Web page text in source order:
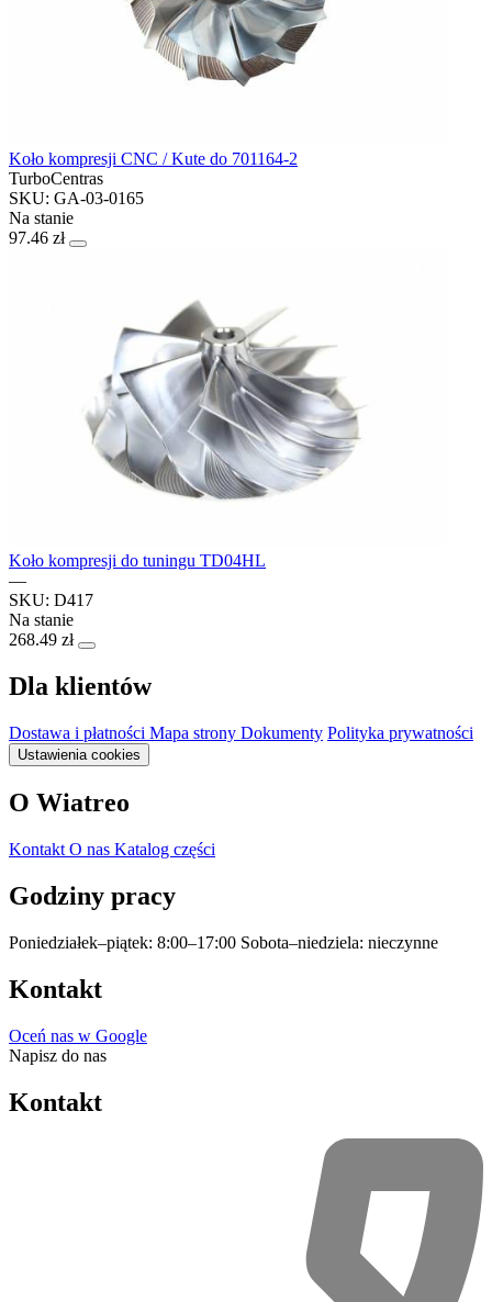
Koło kompresji CNC / Kute do 701164-2
TurboCentras
SKU: GA-03-0165
Na stanie
97.46 zł
Koło kompresji do tuningu TD04HL
—
SKU: D417
Na stanie
268.49 zł
Dla klientów
Dostawa i płatności Mapa strony Dokumenty Polityka prywatności
Ustawienia cookies
O Wiatreo
Kontakt O nas Katalog części
Godziny pracy
Poniedziałek–piątek: 8:00–17:00 Sobota–niedziela: nieczynne
Kontakt
Oceń nas w Google
Napisz do nas
Kontakt